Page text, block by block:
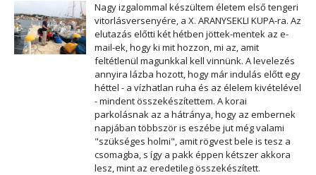
Nagy izgalommal készültem életem első tengeri
vitorlásversenyére, a X. ARANYSEKLI KUPA-ra. Az
elutazás előtti két hétben jöttek-mentek az e-
mail-ek, hogy ki mit hozzon, mi az, amit
feltétlenül magunkkal kell vinnünk. A levelezés
annyira lázba hozott, hogy már indulás előtt egy
héttel - a vízhatlan ruha és az élelem kivételével
- mindent összekészítettem. A korai
parkolásnak az a hátránya, hogy az embernek
napjában többször is eszébe jut még valami
"szükséges holmi", amit rögvest bele is tesz a
csomagba, s így a pakk éppen kétszer akkora
lesz, mint az eredetileg összekészített.